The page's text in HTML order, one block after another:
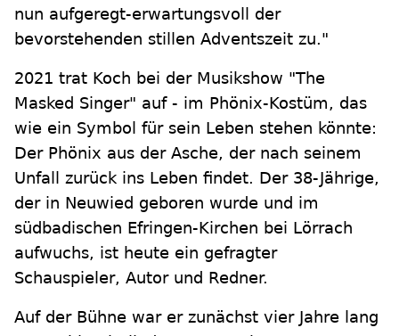
nun aufgeregt-erwartungsvoll der
bevorstehenden stillen Adventszeit zu."
2021 trat Koch bei der Musikshow "The
Masked Singer" auf - im Phönix-Kostüm, das
wie ein Symbol für sein Leben stehen könnte:
Der Phönix aus der Asche, der nach seinem
Unfall zurück ins Leben findet. Der 38-Jährige,
der in Neuwied geboren wurde und im
südbadischen Efringen-Kirchen bei Lörrach
aufwuchs, ist heute ein gefragter
Schauspieler, Autor und Redner.
Auf der Bühne war er zunächst vier Jahre lang